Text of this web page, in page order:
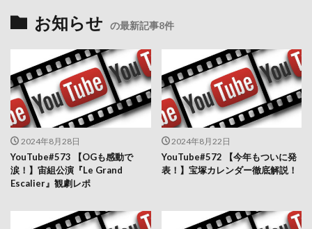
お知らせ の最新記事8件
2024年8月28日
YouTube#573 【OGも感動で
涙！】宙組公演『Le Grand
Escalier』観劇レポ
2024年8月22日
YouTube#572 【今年もついに発
表！】宝塚カレンダー徹底解説！